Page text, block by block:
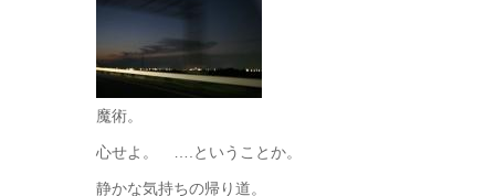
魔術。
心せよ。 ….ということか。
静かな気持ちの帰り道。